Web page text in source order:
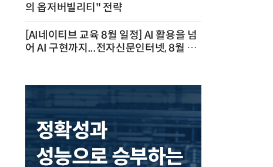
의 옵저버빌리티" 전략
[AI네이티브 교육 8월 일정] AI 활용을 넘
어 AI 구현까지...전자신문인터넷, 8월 실